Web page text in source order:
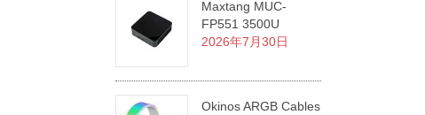
Maxtang MUC-
FP551 3500U
2026年7月30日
Okinos ARGB Cables